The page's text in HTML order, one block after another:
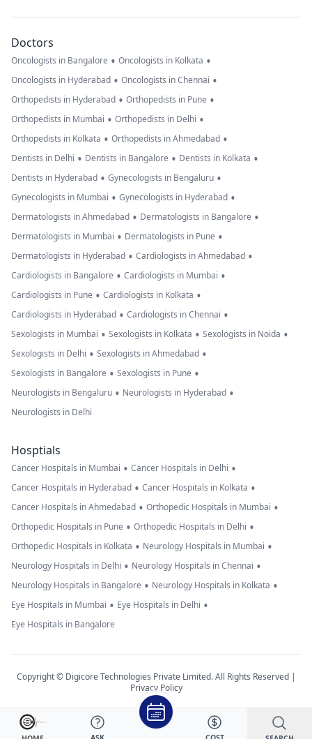
Doctors
Oncologists in Bangalore • Oncologists in Kolkata •
Oncologists in Hyderabad • Oncologists in Chennai •
Orthopedists in Hyderabad • Orthopedists in Pune •
Orthopedists in Mumbai • Orthopedists in Delhi •
Orthopedists in Kolkata • Orthopedists in Ahmedabad •
Dentists in Delhi • Dentists in Bangalore • Dentists in Kolkata •
Dentists in Hyderabad • Gynecologists in Bengaluru •
Gynecologists in Mumbai • Gynecologists in Hyderabad •
Dermatologists in Ahmedabad • Dermatologists in Bangalore •
Dermatologists in Mumbai • Dermatologists in Pune •
Dermatologists in Hyderabad • Cardiologists in Ahmedabad •
Cardiologists in Bangalore • Cardiologists in Mumbai •
Cardiologists in Pune • Cardiologists in Kolkata •
Cardiologists in Hyderabad • Cardiologists in Chennai •
Sexologists in Mumbai • Sexologists in Kolkata • Sexologists in Noida •
Sexologists in Delhi • Sexologists in Ahmedabad •
Sexologists in Bangalore • Sexologists in Pune •
Neurologists in Bengaluru • Neurologists in Hyderabad •
Neurologists in Delhi
Hosptials
Cancer Hospitals in Mumbai • Cancer Hospitals in Delhi •
Cancer Hospitals in Hyderabad • Cancer Hospitals in Kolkata •
Cancer Hospitals in Ahmedabad • Orthopedic Hospitals in Mumbai •
Orthopedic Hospitals in Pune • Orthopedic Hospitals in Delhi •
Orthopedic Hospitals in Kolkata • Neurology Hospitals in Mumbai •
Neurology Hospitals in Delhi • Neurology Hospitals in Chennai •
Neurology Hospitals in Bangalore • Neurology Hospitals in Kolkata •
Eye Hospitals in Mumbai • Eye Hospitals in Delhi •
Eye Hospitals in Bangalore
Copyright © Digicore Technologies Private Limited. All Rights Reserved |
Privacy Policy